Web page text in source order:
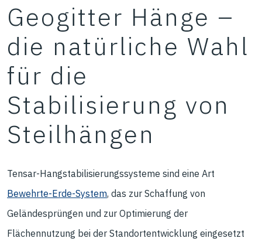
Geogitter Hänge –
die natürliche Wahl
für die
Stabilisierung von
Steilhängen
Tensar-Hangstabilisierungssysteme sind eine Art
Bewehrte-Erde-System, das zur Schaffung von
Geländesprüngen und zur Optimierung der
Flächennutzung bei der Standortentwicklung eingesetzt